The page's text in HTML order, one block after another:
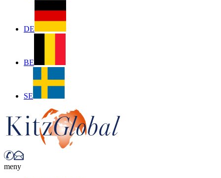
DE
BE
SE
meny